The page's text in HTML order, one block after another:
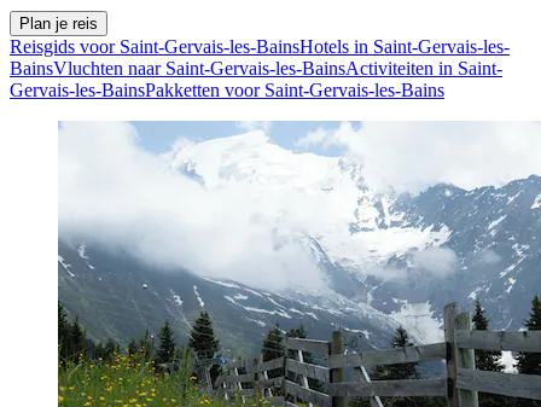
Plan je reis
Reisgids voor Saint-Gervais-les-BainsHotels in Saint-Gervais-les-
BainsVluchten naar Saint-Gervais-les-BainsActiviteiten in Saint-
Gervais-les-BainsPakketten voor Saint-Gervais-les-Bains